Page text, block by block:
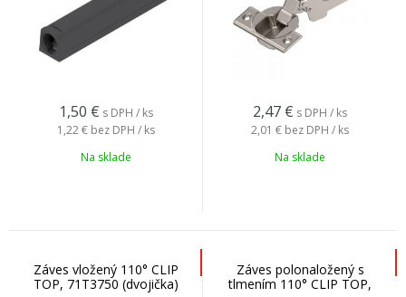
1,50 € s DPH / ks
1,22 € bez DPH / ks
Na sklade
2,47 € s DPH / ks
2,01 € bez DPH / ks
Na sklade
Záves vložený 110° CLIP
TOP, 71T3750 (dvojička)
Záves polonaložený s
tlmením 110° CLIP TOP,